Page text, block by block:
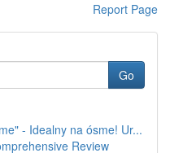
Report Page
Go
- Idealny na ósme! Ur...
Review